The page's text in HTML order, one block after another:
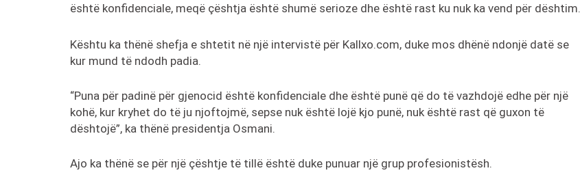
është konfidenciale, meqë çështja është shumë serioze dhe është rast ku nuk ka vend për dështim.
Kështu ka thënë shefja e shtetit në një intervistë për Kallxo.com, duke mos dhënë ndonjë datë se
kur mund të ndodh padia.
“Puna për padinë për gjenocid është konfidenciale dhe është punë që do të vazhdojë edhe për një
kohë, kur kryhet do të ju njoftojmë, sepse nuk është lojë kjo punë, nuk është rast që guxon të
dështojë”, ka thënë presidentja Osmani.
Ajo ka thënë se për një çështje të tillë është duke punuar një grup profesionistësh.